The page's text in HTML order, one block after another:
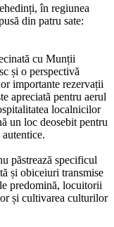
în regiunea
din patru sate:
cu Munții
și o perspectivă
importante rezervații
apreciată pentru aerul
localnicilor
un loc deosebit pentru
păstrează specificul
și obiceiuri transmise
predomină, locuitorii
și cultivarea culturilor